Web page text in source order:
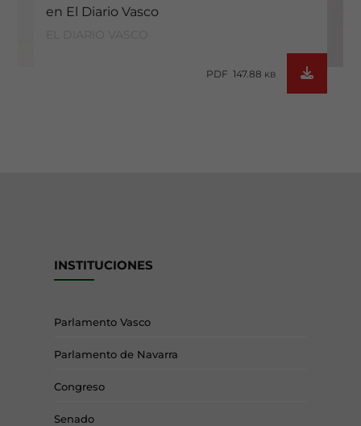
en El Diario Vasco
PDF 147.88 KB
INSTITUCIONES
Parlamento Vasco
Parlamento de Navarra
Congreso
Senado